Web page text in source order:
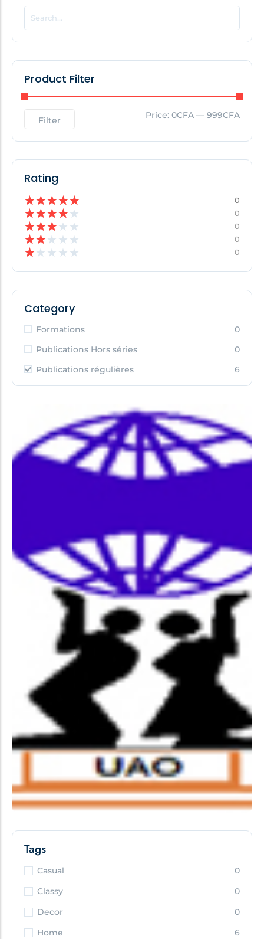
POPULAR THIS WEEK
No Posts Found!
No Posts Found!
Product Filter
Filter Price: 0CFA — 999CFA
Rating
★★★★★ 0
★★★★★ 0
★★★★ ★ 0
★★★ ★ ★ 0
★★ ★ ★ ★ 0
Category
Formations
0
Publications Hors séries
0
Publications régulières
6
Tags
Casual
0
Classy
0
Decor
0
Home
6